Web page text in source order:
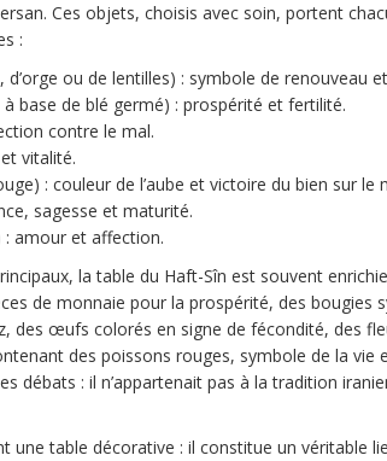
Ces objets, choisis avec soin, portent
:
d’orge ou de lentilles) : symbole de renouveau
à base de blé germé) : prospérité et fertilité.
contre le mal.
vitalité.
: couleur de l’aube et victoire du bien sur le
sagesse et maturité.
amour et affection.
la table du Haft-Sîn est souvent
de monnaie pour la prospérité, des bougies
des œufs colorés en signe de fécondité, des
des poissons rouges, symbole de la vie
débats : il n’appartenait pas à la tradition
une table décorative : il constitue un véritable